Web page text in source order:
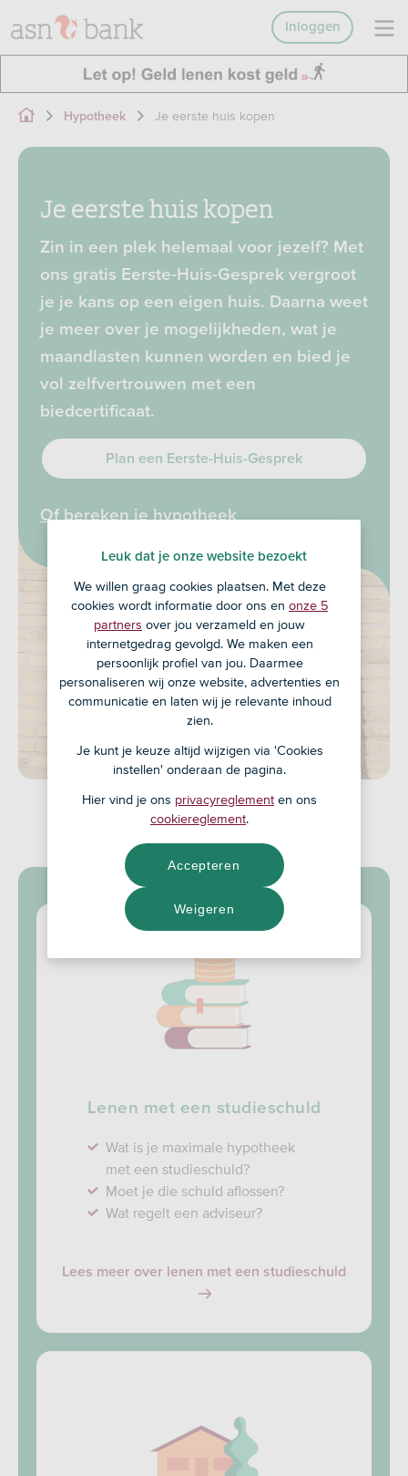
Inloggen
Hypotheek Je eerste huis kopen
Je eerste huis kopen
Zin in een plek helemaal voor jezelf? Met
ons gratis Eerste-Huis-Gesprek vergroot
je je kans op een eigen huis. Daarna weet
je meer over je mogelijkheden, wat je
maandlasten kunnen worden en bied je
vol zelfvertrouwen met een
biedcertificaat.
Plan een Eerste-Huis-Gesprek
Of bereken je hypotheek
Een stap dichterbij je eerste huis
Lenen met een studieschuld
Wat is je maximale hypotheek
met een studieschuld?
Moet je die schuld aflossen?
Wat regelt een adviseur?
Lees meer over lenen met een studieschuld
Leuk dat je onze website bezoekt
We willen graag cookies plaatsen. Met deze
cookies wordt informatie door ons en onze 5
partners over jou verzameld en jouw
internetgedrag gevolgd. We maken een
persoonlijk profiel van jou. Daarmee
personaliseren wij onze website, advertenties en
communicatie en laten wij je relevante inhoud
zien.
Je kunt je keuze altijd wijzigen via 'Cookies
instellen' onderaan de pagina.
Hier vind je ons privacyreglement en ons
cookiereglement.
Weigeren
Accepteren